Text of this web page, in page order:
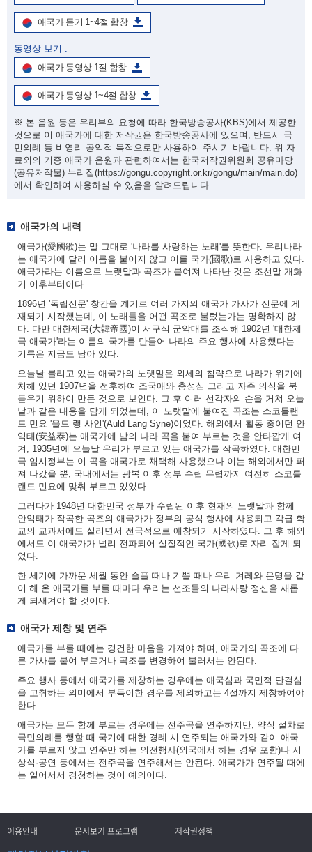
애국가 듣기 1~4절 합창
동영상 보기 :
애국가 동영상 1절 합창
애국가 동영상 1~4절 합창
※ 본 음원 등은 우리부의 요청에 따라 한국방송공사(KBS)에서 제공한
것으로 이 애국가에 대한 저작권은 한국방송공사에 있으며, 반드시 국
민의례 등 비영리 공익적 목적으로만 사용하여 주시기 바랍니다. 위 자
료외의 기증 애국가 음원과 관련하여서는 한국저작권위원회 공유마당
(공유저작물) 누리집(https://gongu.copyright.or.kr/gongu/main/main.do)
에서 확인하여 사용하실 수 있음을 알려드립니다.
애국가의 내력
애국가(愛國歌)는 말 그대로 '나라를 사랑하는 노래'를 뜻한다. 우리나라
는 애국가에 달리 이름을 붙이지 않고 이를 국가(國歌)로 사용하고 있다.
애국가라는 이름으로 노랫말과 곡조가 붙여져 나타난 것은 조선말 개화
기 이후부터이다.
1896년 '독립신문' 창간을 계기로 여러 가지의 애국가 가사가 신문에 게
재되기 시작했는데, 이 노래들을 어떤 곡조로 불렀는가는 명확하지 않
다. 다만 대한제국(大韓帝國)이 서구식 군악대를 조직해 1902년 '대한제
국 애국가'라는 이름의 국가를 만들어 나라의 주요 행사에 사용했다는
기록은 지금도 남아 있다.
오늘날 불리고 있는 애국가의 노랫말은 외세의 침략으로 나라가 위기에
처해 있던 1907년을 전후하여 조국애와 충성심 그리고 자주 의식을 북
돋우기 위하여 만든 것으로 보인다. 그 후 여러 선각자의 손을 거쳐 오늘
날과 같은 내용을 담게 되었는데, 이 노랫말에 붙여진 곡조는 스코틀랜
드 민요 '올드 랭 사인'(Auld Lang Syne)이었다. 해외에서 활동 중이던 안
익태(安益泰)는 애국가에 남의 나라 곡을 붙여 부르는 것을 안타깝게 여
겨, 1935년에 오늘날 우리가 부르고 있는 애국가를 작곡하였다. 대한민
국 임시정부는 이 곡을 애국가로 채택해 사용했으나 이는 해외에서만 퍼
져 나갔을 뿐, 국내에서는 광복 이후 정부 수립 무렵까지 여전히 스코틀
랜드 민요에 맞춰 부르고 있었다.
그러다가 1948년 대한민국 정부가 수립된 이후 현재의 노랫말과 함께
안익태가 작곡한 곡조의 애국가가 정부의 공식 행사에 사용되고 각급 학
교의 교과서에도 실리면서 전국적으로 애창되기 시작하였다. 그 후 해외
에서도 이 애국가가 널리 전파되어 실질적인 국가(國歌)로 자리 잡게 되
었다.
한 세기에 가까운 세월 동안 슬플 때나 기쁠 때나 우리 겨레와 운명을 같
이 해 온 애국가를 부를 때마다 우리는 선조들의 나라사랑 정신을 새롭
게 되새겨야 할 것이다.
애국가 제창 및 연주
애국가를 부를 때에는 경건한 마음을 가져야 하며, 애국가의 곡조에 다
른 가사를 붙여 부르거나 곡조를 변경하여 불러서는 안된다.
주요 행사 등에서 애국가를 제창하는 경우에는 애국심과 국민적 단결심
을 고취하는 의미에서 부득이한 경우를 제외하고는 4절까지 제창하여야
한다.
애국가는 모두 함께 부르는 경우에는 전주곡을 연주하지만, 약식 절차로
국민의례를 행할 때 국기에 대한 경례 시 연주되는 애국가와 같이 애국
가를 부르지 않고 연주만 하는 의전행사(외국에서 하는 경우 포함)나 시
상식·공연 등에서는 전주곡을 연주해서는 안된다. 애국가가 연주될 때에
는 일어서서 경청하는 것이 예의이다.
이용안내 문서보기 프로그램 저작권정책